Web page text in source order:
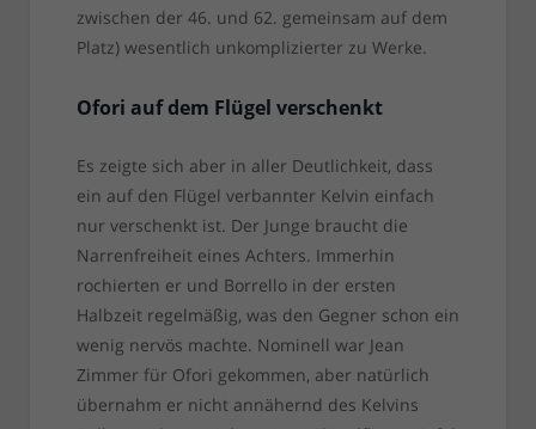
zwischen der 46. und 62. gemeinsam auf dem
Platz) wesentlich unkomplizierter zu Werke.
Ofori auf dem Flügel verschenkt
Es zeigte sich aber in aller Deutlichkeit, dass
ein auf den Flügel verbannter Kelvin einfach
nur verschenkt ist. Der Junge braucht die
Narrenfreiheit eines Achters. Immerhin
rochierten er und Borrello in der ersten
Halbzeit regelmäßig, was den Gegner schon ein
wenig nervös machte. Nominell war Jean
Zimmer für Ofori gekommen, aber natürlich
übernahm er nicht annähernd des Kelvins